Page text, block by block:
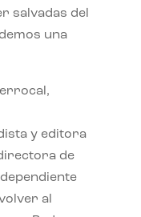
salvadas del
una
y editora
de
al